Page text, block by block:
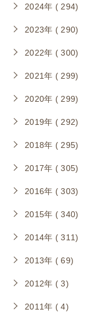
2024年 ( 294)
2023年 ( 290)
2022年 ( 300)
2021年 ( 299)
2020年 ( 299)
2019年 ( 292)
2018年 ( 295)
2017年 ( 305)
2016年 ( 303)
2015年 ( 340)
2014年 ( 311)
2013年 ( 69)
2012年 ( 3)
2011年 ( 4)